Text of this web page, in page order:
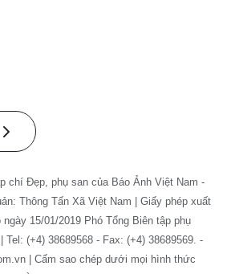
chí Đẹp, phụ san của Báo Ảnh Việt Nam -
Thông Tấn Xã Việt Nam | Giấy phép xuất
15/01/2019 Phó Tổng Biên tập phụ
Tel: (+4) 38689568 - Fax: (+4) 38689569. -
| Cấm sao chép dưới mọi hình thức